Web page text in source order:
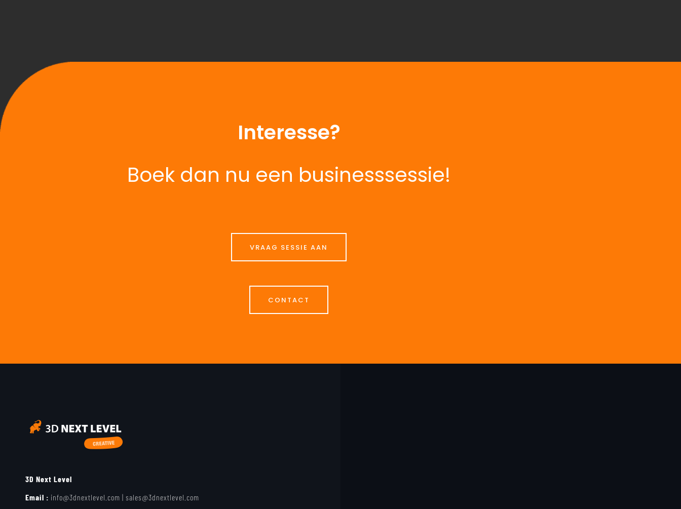
Interesse?
Boek dan nu een businesssessie!
VRAAG SESSIE AAN
CONTACT
3D Next Level
Email : info@3dnextlevel.com | sales@3dnextlevel.com